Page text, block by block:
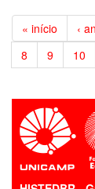
« início ‹
8
9 10